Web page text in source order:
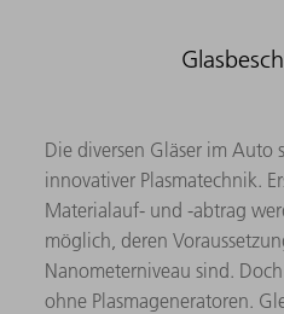
Die diversen Gläser im Auto
innovativer Plasmatechnik.
Materialauf- und -abtrag
möglich, deren
Nanometerniveau sind.
ohne Plasmageneratoren.